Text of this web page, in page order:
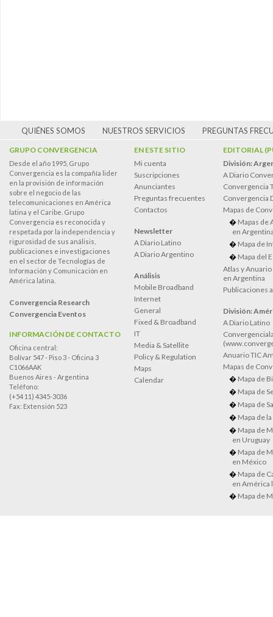
QUIÉNES SOMOS NUESTROS SERVICIOS PREGUNTAS
GRUPO CONVERGENCIA
Desde el año 1995, Grupo
Convergencia es la compañía lider
en la provisión de información
sobre el negocio de las
telecomunicaciones en América
latina y el Caribe. Grupo
Convergencia es reconocida y
respetada por la independencia y
rigurosidad de sus análisis,
publicaciones e investigaciones
en el sector de Tecnologías de
Información y Comunicación en
América latina.
Convergencia Research
Convergencia Eventos
INFORMACIÓN DE CONTACTO
Oficina central:
Bolívar 547 - Piso 3 - Oficina 3
C1066AAK
Buenos Aires - Argentina
Teléfono:
(+54 11) 4345-3036
Fax: Extensión 523
EN ESTE SITIO
Mi cuenta
Suscripciones
Anunciantes
Preguntas frecuentes
Contactos
Newsletter
A Diario Latino
A Diario Argentino
Análisis
Mobile Broadband
Internet
General
Fixed & Broadband
IT
Media & Satellite
Policy & Regulation
Maps
Calendar
EDITORIAL
División:
A Diario
Convergencia
Convergencia
Mapas de
Mapas de
en
Mapa de
Mapa del
Atlas y
en Argentina
Publicaciones
División:
A Diario Latino
Anuario TIC
Mapas de
Mapa de
Mapa de
Mapa de
Mapa de
Mapa de
en Uruguay
Mapa de
en México
Mapa de
en América
Mapa de